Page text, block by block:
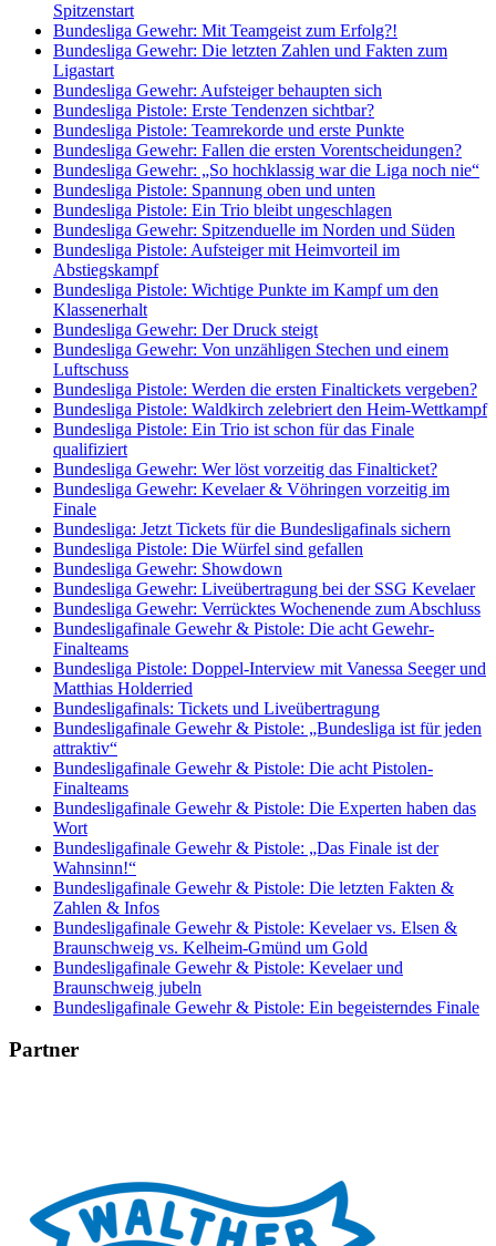
Spitzenstart
Bundesliga Gewehr: Mit Teamgeist zum Erfolg?!
Bundesliga Gewehr: Die letzten Zahlen und Fakten zum
Ligastart
Bundesliga Gewehr: Aufsteiger behaupten sich
Bundesliga Pistole: Erste Tendenzen sichtbar?
Bundesliga Pistole: Teamrekorde und erste Punkte
Bundesliga Gewehr: Fallen die ersten Vorentscheidungen?
Bundesliga Gewehr: „So hochklassig war die Liga noch nie“
Bundesliga Pistole: Spannung oben und unten
Bundesliga Pistole: Ein Trio bleibt ungeschlagen
Bundesliga Gewehr: Spitzenduelle im Norden und Süden
Bundesliga Pistole: Aufsteiger mit Heimvorteil im
Abstiegskampf
Bundesliga Pistole: Wichtige Punkte im Kampf um den
Klassenerhalt
Bundesliga Gewehr: Der Druck steigt
Bundesliga Gewehr: Von unzähligen Stechen und einem
Luftschuss
Bundesliga Pistole: Werden die ersten Finaltickets vergeben?
Bundesliga Pistole: Waldkirch zelebriert den Heim-Wettkampf
Bundesliga Pistole: Ein Trio ist schon für das Finale
qualifiziert
Bundesliga Gewehr: Wer löst vorzeitig das Finalticket?
Bundesliga Gewehr: Kevelaer & Vöhringen vorzeitig im
Finale
Bundesliga: Jetzt Tickets für die Bundesligafinals sichern
Bundesliga Pistole: Die Würfel sind gefallen
Bundesliga Gewehr: Showdown
Bundesliga Gewehr: Liveübertragung bei der SSG Kevelaer
Bundesliga Gewehr: Verrücktes Wochenende zum Abschluss
Bundesligafinale Gewehr & Pistole: Die acht Gewehr-
Finalteams
Bundesliga Pistole: Doppel-Interview mit Vanessa Seeger und
Matthias Holderried
Bundesligafinals: Tickets und Liveübertragung
Bundesligafinale Gewehr & Pistole: „Bundesliga ist für jeden
attraktiv“
Bundesligafinale Gewehr & Pistole: Die acht Pistolen-
Finalteams
Bundesligafinale Gewehr & Pistole: Die Experten haben das
Wort
Bundesligafinale Gewehr & Pistole: „Das Finale ist der
Wahnsinn!“
Bundesligafinale Gewehr & Pistole: Die letzten Fakten &
Zahlen & Infos
Bundesligafinale Gewehr & Pistole: Kevelaer vs. Elsen &
Braunschweig vs. Kelheim-Gmünd um Gold
Bundesligafinale Gewehr & Pistole: Kevelaer und
Braunschweig jubeln
Bundesligafinale Gewehr & Pistole: Ein begeisterndes Finale
Partner